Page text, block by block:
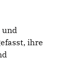
und
ihre